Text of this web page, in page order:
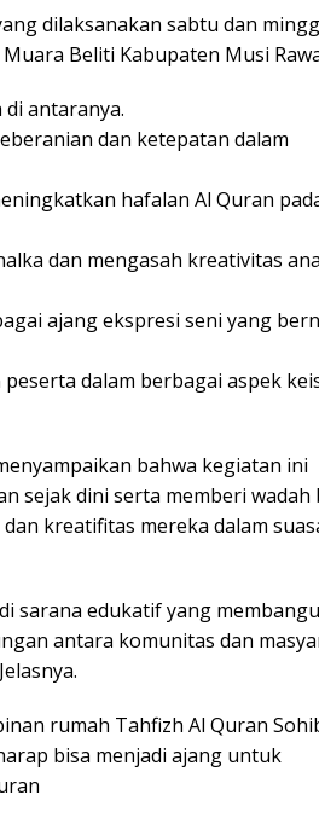
dilaksanakan sabtu dan
Beliti Kabupaten Musi
antaranya.
dan ketepatan dalam
hafalan Al Quran
dan mengasah kreativitas
ajang ekspresi seni yang
dalam berbagai aspek
bahwa kegiatan ini
sejak dini serta memberi wadah
kreatifitas mereka dalam
sarana edukatif yang
antara komunitas dan
rumah Tahfizh Al Quran
bisa menjadi ajang untuk